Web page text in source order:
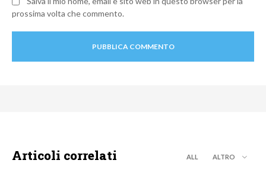
prossima volta che commento.
Articoli correlati ALL ALTRO